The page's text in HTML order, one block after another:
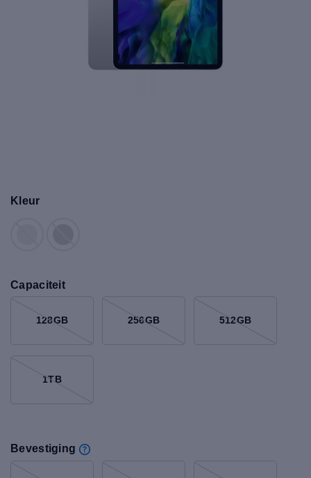
Kleur
Capaciteit
128GB 256GB 512GB
1TB
Bevestiging